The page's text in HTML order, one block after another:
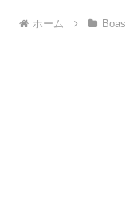
ホーム